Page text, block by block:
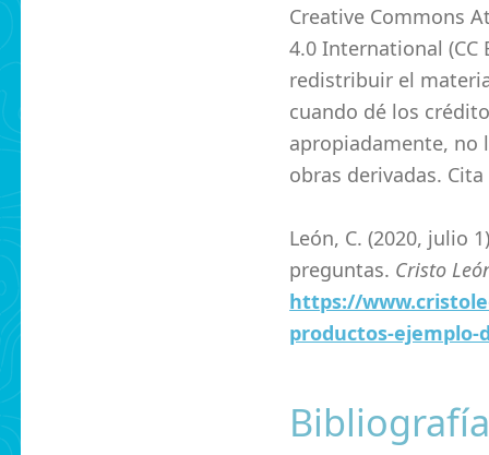
Creative Commons
4.0 International (CC
redistribuir el
cuando dé los
apropiadamente, no
obras derivadas.
León, C. (2020, julio
preguntas. Cristo
https://
productos-ejemplo-